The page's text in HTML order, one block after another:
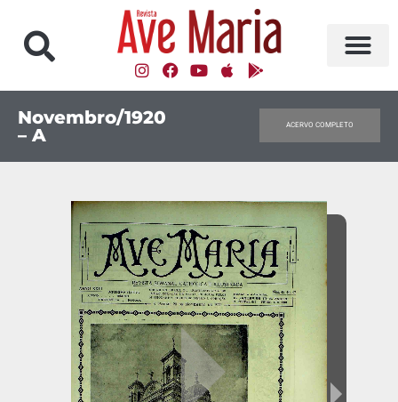
Novembro/1920
– A
ACERVO COMPLETO